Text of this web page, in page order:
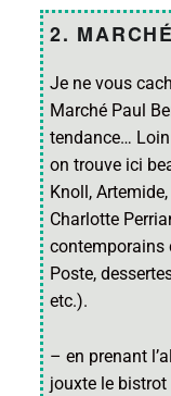
2.
Je ne vous
Marché Paul
tendance…
on trouve ici
Knoll,
Charlotte
contemporains
Poste,
etc.).
– en prenant
jouxte le bistrot